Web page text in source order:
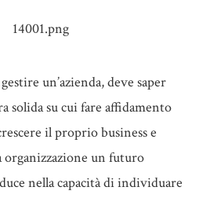
un’azienda, deve saper
solida su cui fare affidamento
il proprio business e
organizzazione un futuro
nella capacità di individuare